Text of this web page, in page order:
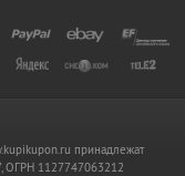
принадлежат
ОГРН 1127747063212